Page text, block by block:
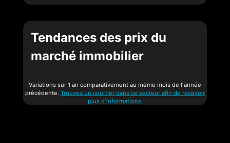
Tendances des prix du
marché immobilier
Variations sur 1 an comparativement au même mois de l'année
précédente. Trouvez un courtier dans ce secteur afin de recevoir
plus d'informations.